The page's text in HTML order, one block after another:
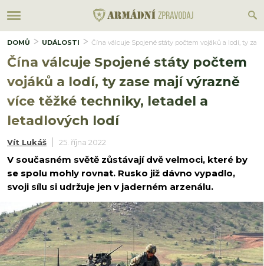
DOMŮ UDÁLOSTI Čína válcuje Spojené státy počtem vojáků a lodí, ty
Čína válcuje Spojené státy počtem
vojáků a lodí, ty zase mají výrazně
více těžké techniky, letadel a
letadlových lodí
Vít Lukáš 25. října 2022
V současném světě zůstávají dvě velmoci, které by
se spolu mohly rovnat. Rusko již dávno vypadlo,
svoji sílu si udržuje jen v jaderném arzenálu.